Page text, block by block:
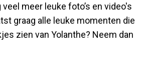
veel meer leuke foto’s en video's
graag alle leuke momenten die
zien van Yolanthe? Neem dan